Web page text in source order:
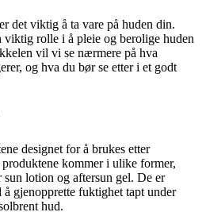
det viktig å ta vare på huden din.
rolle i å pleie og berolige huden
vil vi se nærmere på hva
og hva du bør se etter i et godt
designet for å brukes etter
kommer i ulike former,
lotion og aftersun gel. De er
gjenopprette fuktighet tapt under
hud.